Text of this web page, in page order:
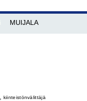
MUIJALA
kiinteistönvälittäjä